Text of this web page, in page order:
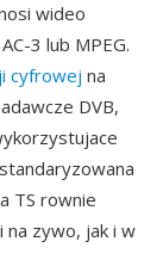
wideo
3 lub MPEG.
cyfrowej na
DVB,
TS rownie
na zywo, jak i w